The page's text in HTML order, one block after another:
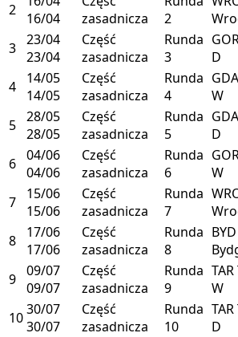
2
16/04
zasadnicza
2
3 23/04
23/04
Część
zasadnicza
Runda
3
D
4
14/05
14/05
Część
zasadnicza
Runda
4
GDA
W
5 28/05
28/05
Część
zasadnicza
Runda
5
GDA
D
6 04/06
04/06
Część
zasadnicza
Runda
6
W
7
15/06
15/06
Część
zasadnicza
Runda
7
8
17/06
17/06
Część
zasadnicza
Runda
8
BYD
9 09/07
09/07
Część
zasadnicza
Runda
9
TAR
W
1030/07
30/07
Część
zasadnicza
Runda
10
TAR
D